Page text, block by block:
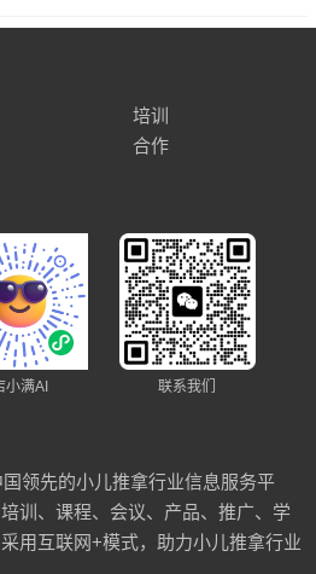
培训
合作
小满AI 联系我们
领先的小儿推拿行业信息服务平
训、课程、会议、产品、推广、学
用互联网+模式，助力小儿推拿行业